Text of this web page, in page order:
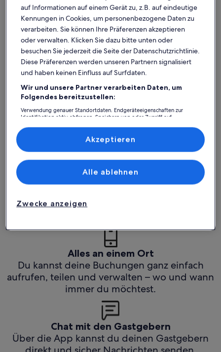
Was spricht für unsere App?
Immer in Verbindung
Du hast all deine Buchungsdetails immer
griffbereit, auch ohne WLAN!
Unser Kundenservice ist rund um die Uhr,
Alles an einem Ort
Du kannst deine Buchungen ganz einfach
aufrufen, teilen und verwalten – wo und wann
immer du möchtest.
Chat mit den Gastgebern
Über die App kannst du deinen Gastgebern
auf Informationen auf einem Gerät zu, z.B. auf eindeutige
Kennungen in Cookies, um personenbezogene Daten zu
verarbeiten. Sie können Ihre Präferenzen akzeptieren
oder verwalten. Klicken Sie dazu bitte unten oder
besuchen Sie jederzeit die Seite der Datenschutzrichtlinie.
Diese Präferenzen werden unseren Partnern signalisiert
und haben keinen Einfluss auf Surfdaten.
Wir und unsere Partner verarbeiten Daten, um
Folgendes bereitzustellen:
Verwendung genauer Standortdaten. Endgeräteeigenschaften zur
Identifikation aktiv abfragen. Speichern von oder Zugriff auf
Inhalte, Messung von Werbeleistung und der Performance von Inhalten,
Zielgruppenforschung sowie Entwicklung und Verbesserung von
Liste der Partner (Lieferanten)
Zwecke anzeigen
Alle ablehnen
Akzeptieren